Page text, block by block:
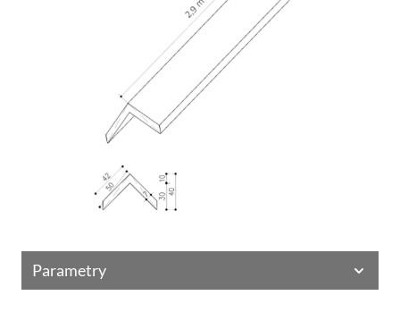
Parametry